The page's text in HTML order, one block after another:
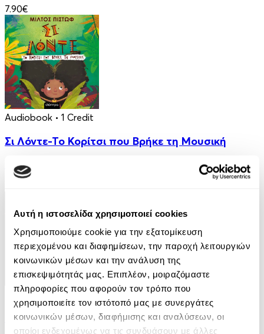
Αυτή η ιστοσελίδα χρησιμοποιεί cookies
Χρησιμοποιούμε cookie για την εξατομίκευση
περιεχομένου και διαφημίσεων, την παροχή λειτουργιών
κοινωνικών μέσων και την ανάλυση της
επισκεψιμότητάς μας. Επιπλέον, μοιραζόμαστε
πληροφορίες που αφορούν τον τρόπο που
χρησιμοποιείτε τον ιστότοπό μας με συνεργάτες
κοινωνικών μέσων, διαφήμισης και αναλύσεων, οι
οποίοι ενδεχομένως να τις συνδυάσουν με άλλες
7.90€
Audiobook • 1 Credit
Σι Λόντε-Το Κορίτσι που Βρήκε τη Μουσική
Μίλτος Πιστώφ
eBook
Μια υπόθεση για τον ντετέκτιβ Κλουζ 8: Η